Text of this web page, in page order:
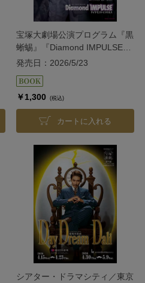
宝塚大劇場公演プログラム『黒
蜥蜴』『Diamond IMPULSE』
＜宙組＞
発売日：2026/5/23
￥1,300 (税込)
カートに入れる
シアター・ドラマシティ／東京